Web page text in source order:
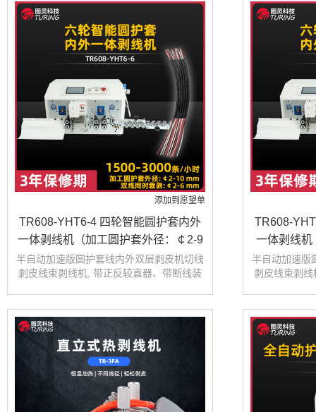
添加到愿望单
TR608-YHT6-4 四轮智能圆护套内外
一体剥线机（加工圆护套外径：￠2-9
Mm ）
半自动加速版圆护套线内外双层剥皮机切线
剥皮线束剥线机, 带正反较直器、带断线装
TR608-
一体剥线机
半自动加速版
剥皮线束剥